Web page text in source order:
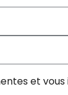
et